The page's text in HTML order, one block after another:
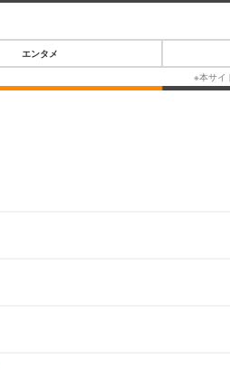
エンタメ